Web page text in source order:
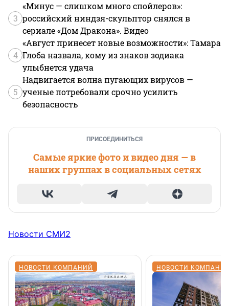
3
«Минус — слишком много спойлеров»:
российский ниндзя-скульптор снялся в
сериале «Дом Дракона». Видео
4
«Август принесет новые возможности»: Тамара
Глоба назвала, кому из знаков зодиака
улыбнется удача
5
Надвигается волна пугающих вирусов —
ученые потребовали срочно усилить
безопасность
ПРИСОЕДИНИТЬСЯ
Самые яркие фото и видео дня — в
наших группах в социальных сетях
Новости СМИ2
НОВОСТИ КОМПАНИЙ НОВОСТИ